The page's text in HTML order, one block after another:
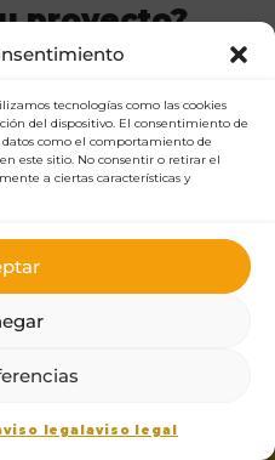
tecnologías como las cookies
del dispositivo. El consentimiento de
como el comportamiento de
este sitio. No consentir o retirar el
a ciertas características y
legalaviso legal
proyecto?
Ir a contacto
Más allá del
logotipo: Cómo
hacer que tu marca
realmente crezca y